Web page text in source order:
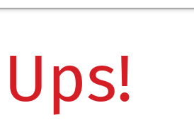
Ups!